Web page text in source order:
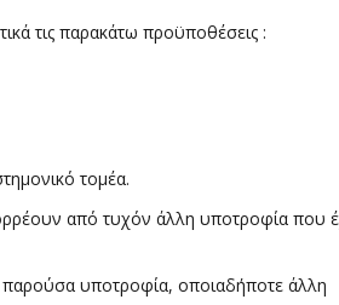
τις παρακάτω προϋποθέσεις :
τομέα.
από τυχόν άλλη υποτροφία που
υποτροφία, οποιαδήποτε άλλη